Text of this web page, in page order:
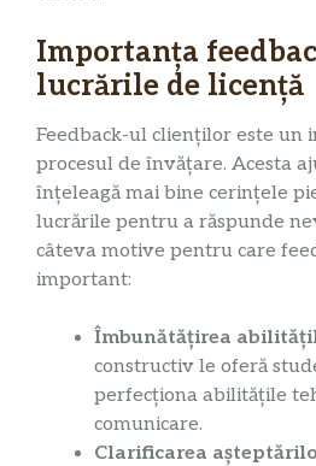
Importanța
lucrările de licență
Feedback-ul clienților este un
procesul de învățare. Acesta
înțeleagă mai bine cerințele
lucrările pentru a răspunde
câteva motive pentru care
important:
Îmbunătățirea
constructiv le oferă
perfecționa abilitățile
comunicare.
Clarificarea